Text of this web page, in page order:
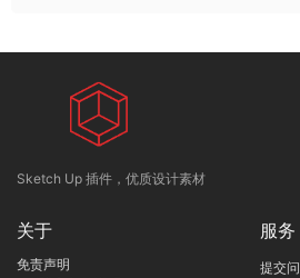
Sketch Up 插件，优质设计素材
关于
免责声明
服务
提交